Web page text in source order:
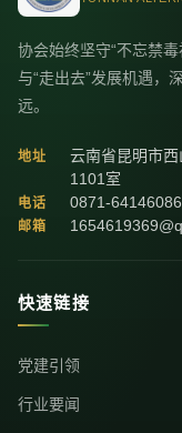
协会始终坚守“不忘禁
与“走出去”发展机遇，
远。
地址
云南省昆明市
1101室
电话 0871-64146086
邮箱
快速链接
党建引领
行业要闻